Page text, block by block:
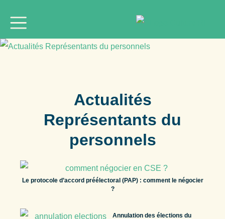
Actualités
Représentants du
personnels
Le protocole d’accord préélectoral (PAP) : comment le négocier
?
Annulation des élections du